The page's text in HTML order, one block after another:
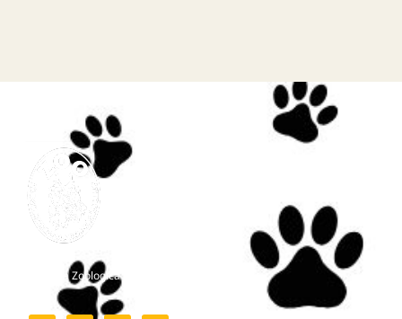
Grădina Zoologică Târgu-Mureș